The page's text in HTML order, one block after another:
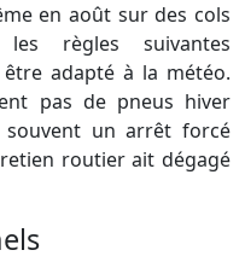
en août sur des cols
règles suivantes
adapté à la météo.
pas de pneus hiver
un arrêt forcé
routier ait dégagé